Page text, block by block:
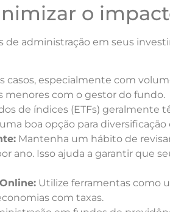
o
de administração em seus
casos, especialmente com
menores com o gestor do fundo.
de índices (ETFs) geralmente
boa opção para
Mantenha um hábito de
ano. Isso ajuda a garantir que
Utilize ferramentas como
com taxas.